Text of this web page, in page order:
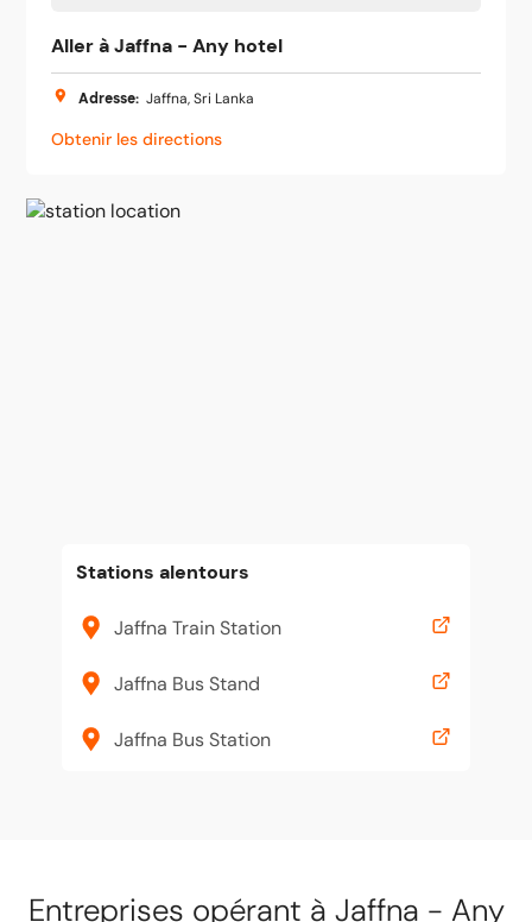
Aller à Jaffna - Any hotel
Adresse: Jaffna, Sri Lanka
Obtenir les directions
Stations alentours
Jaffna Train Station
Jaffna Bus Stand
Jaffna Bus Station
Entreprises opérant à Jaffna - Any